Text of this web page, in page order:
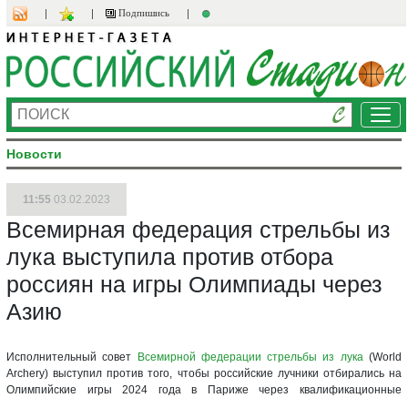
Подпишись
Новости
11:55 03.02.2023
Всемирная федерация стрельбы из
лука выступила против отбора
россиян на игры Олимпиады через
Азию
Исполнительный совет Всемирной федерации стрельбы из лука(World
Archery) выступил против того, чтобы российские лучники отбирались на
Олимпийские игры 2024 года в Париже через квалификационные